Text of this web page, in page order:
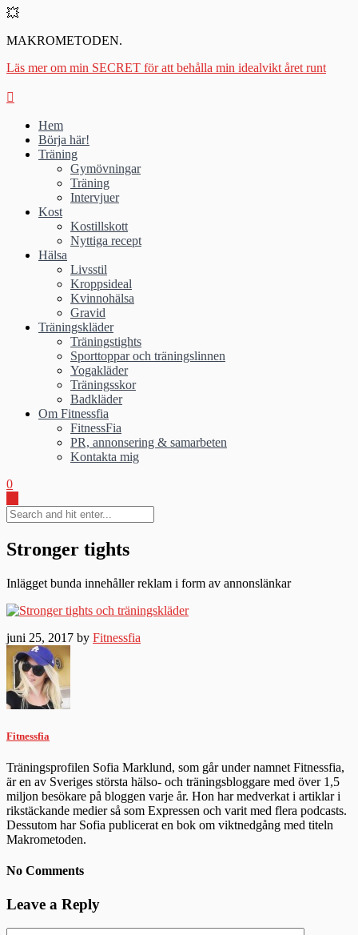
💥
MAKROMETODEN.
Läs mer om min SECRET för att behålla min idealvikt året runt
Hem
Börja här!
Träning
Gymövningar
Träning
Intervjuer
Kost
Kostillskott
Nyttiga recept
Hälsa
Livsstil
Kroppsideal
Kvinnohälsa
Gravid
Träningskläder
Träningstights
Sporttoppar och träningslinnen
Yogakläder
Träningsskor
Badkläder
Om Fitnessfia
FitnessFia
PR, annonsering & samarbeten
Kontakta mig
0
Stronger tights
Inlägget bunda innehåller reklam i form av annonslänkar
juni 25, 2017 by Fitnessfia
Fitnessfia
Träningsprofilen Sofia Marklund, som går under namnet Fitnessfia,
är en av Sveriges största hälso- och träningsbloggare med över 1,5
miljon besökare på bloggen varje år. Hon har medverkat i artiklar i
rikstäckande medier så som Expressen och varit med flera podcasts.
Dessutom har Sofia publicerat en bok om viktnedgång med titeln
Makrometoden.
No Comments
Leave a Reply